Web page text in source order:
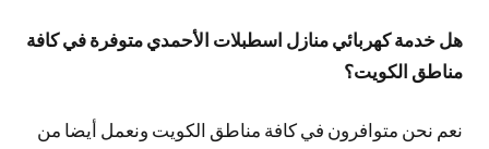
هل خدمة كهربائي منازل اسطبلات الأحمدي متوفرة في كافة
مناطق الكويت؟
نعم نحن متوافرون في كافة مناطق الكويت ونعمل أيضا من